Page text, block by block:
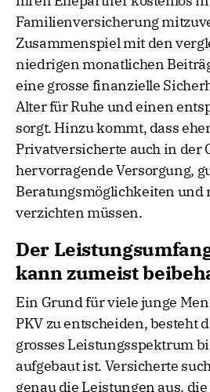
ihren Ehepartner kostenlos
Familienversicherung
Zusammenspiel mit den
niedrigen monatlichen
eine grosse finanzielle
Alter für Ruhe und einen
sorgt. Hinzu kommt, dass
Privatversicherte auch in der
hervorragende Versorgung,
Beratungsmöglichkeiten und
Der
kann zumeist
Ein Grund für viele junge
PKV zu entscheiden, besteht
grosses Leistungsspektrum
aufgebaut ist. Versicherte